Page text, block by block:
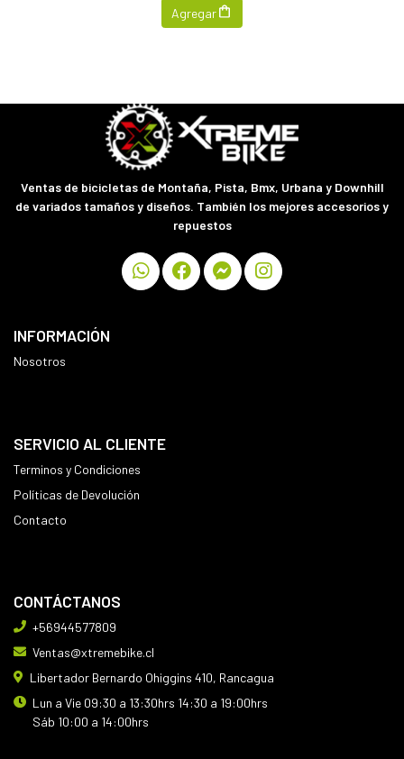
Agregar
Ventas de bicicletas de Montaña, Pista, Bmx, Urbana y Downhill
de variados tamaños y diseños. También los mejores accesorios y
repuestos
INFORMACIÓN
Nosotros
SERVICIO AL CLIENTE
Terminos y Condiciones
Políticas de Devolución
Contacto
CONTÁCTANOS
+56944577809
Ventas@xtremebike.cl
Libertador Bernardo Ohiggins 410, Rancagua
Lun a Vie 09:30 a 13:30hrs 14:30 a 19:00hrs
Sáb 10:00 a 14:00hrs